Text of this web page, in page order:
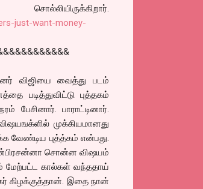
just-want-money-
விஜியை வைத்து படம்
படித்துவிட்டு புத்தகம்
பேசினார். பாராட்டினார்.
முக்கியமானது
வேண்டிய புத்த்கம் என்பது.
சொன்ன விஷயம்
மேற்பட்ட கால்கள் வந்ததாய்
கிழக்குத்தான். இதை நான்